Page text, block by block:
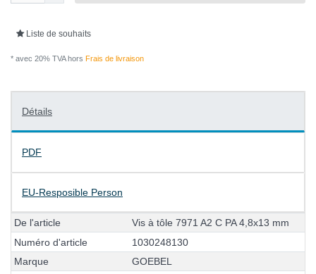
Liste de souhaits
* avec 20% TVA hors Frais de livraison
Détails
PDF
EU-Resposible Person
De l'article Vis à tôle 7971 A2 C PA 4, 8x13 mm
Numéro d'article 1030248130
Marque GOEBEL